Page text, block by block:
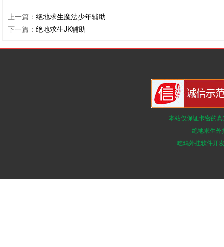
上一篇： 绝地求生魔法少年辅助
下一篇： 绝地求生JK辅助
本站仅保证卡密的
绝地求生外
吃鸡外挂软件开